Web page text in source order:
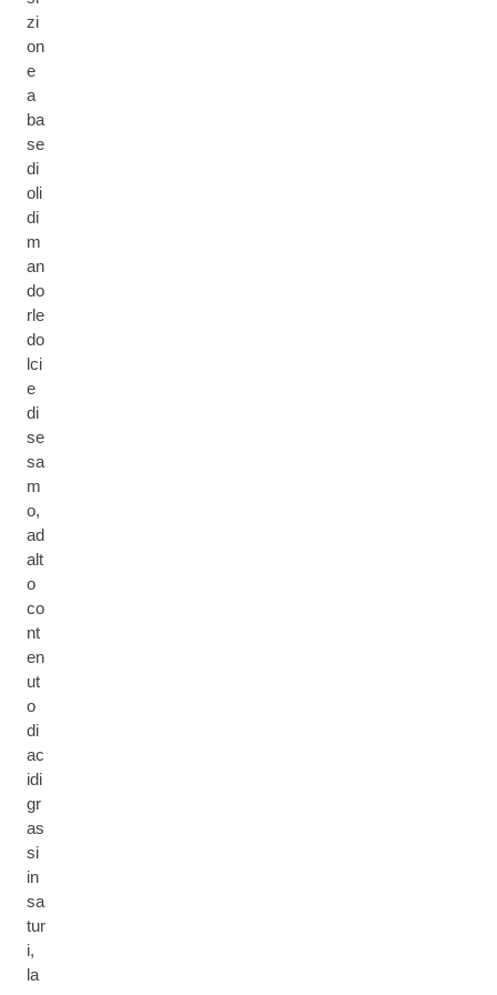
zi
on
e
a
ba
se
di
oli
di
m
an
do
rle
do
lci
e
di
se
sa
m
o,
ad
alt
o
co
nt
en
ut
o
di
ac
idi
gr
as
si
in
sa
tur
i,
la